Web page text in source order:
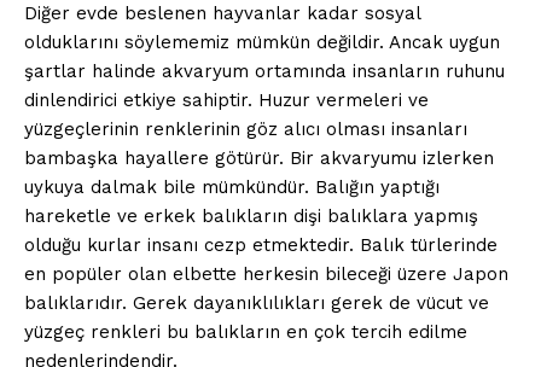
Diğer evde beslenen hayvanlar kadar sosyal
olduklarını söylememiz mümkün değildir. Ancak uygun
şartlar halinde akvaryum ortamında insanların ruhunu
dinlendirici etkiye sahiptir. Huzur vermeleri ve
yüzgeçlerinin renklerinin göz alıcı olması insanları
bambaşka hayallere götürür. Bir akvaryumu izlerken
uykuya dalmak bile mümkündür. Balığın yaptığı
hareketle ve erkek balıkların dişi balıklara yapmış
olduğu kurlar insanı cezp etmektedir. Balık türlerinde
en popüler olan elbette herkesin bileceği üzere Japon
balıklarıdır. Gerek dayanıklılıkları gerek de vücut ve
yüzgeç renkleri bu balıkların en çok tercih edilme
nedenlerindendir.